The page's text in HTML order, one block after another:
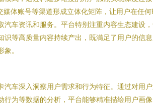
体账号等渠道形成立体化矩阵，让用户在任何
汽车资讯和服务。平台特别注重内容生态建设
识等高质量内容持续产出，既满足了用户的信
。
汽车深入洞察用户需求和行为特征。通过对用
行为等数据的分析，平台能够精准描绘用户画